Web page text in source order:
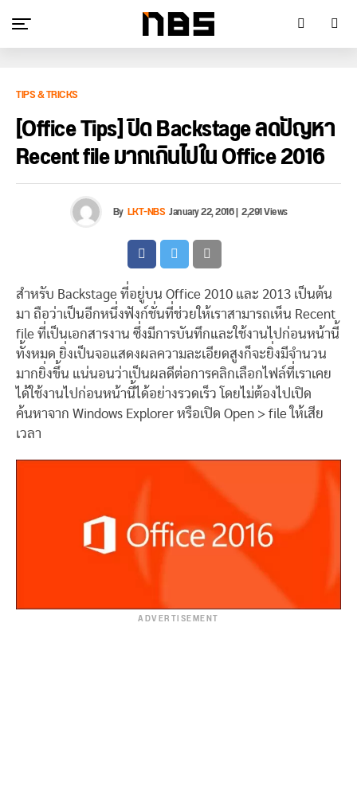
TIPS & TRICKS
[Office Tips] ปิด Backstage ลดปัญหา
Recent file มากเกินไปใน Office 2016
By LKT-NBSJanuary 22, 2016|2,291 Views
สำหรับ Backstage ที่อยู่บน Office 2010 และ 2013 เป็นต้น
มา ถือว่าเป็นอีกหนึ่งฟังก์ชั่นที่ช่วยให้เราสามารถเห็น Recent
file ที่เป็นเอกสารงาน ซึ่งมีการบันทึกและใช้งานไปก่อนหน้านี้
ทั้งหมด ยิ่งเป็นจอแสดงผลความละเอียดสูงก็จะยิ่งมีจำนวน
มากยิ่งขึ้น แน่นอนว่าเป็นผลดีต่อการคลิกเลือกไฟล์ที่เราเคย
ได้ใช้งานไปก่อนหน้านี้ได้อย่างรวดเร็ว โดยไม่ต้องไปเปิด
ค้นหาจาก Windows Explorer หรือเปิด Open > file ให้เสีย
เวลา
ADVERTISEMENT